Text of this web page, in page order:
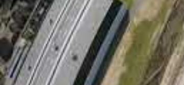
Déploiement
en service du
Le projet Khavda-I, d’une